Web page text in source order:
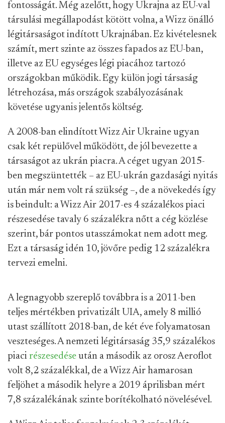
fontosságát. Még azelőtt, hogy Ukrajna az EU-val
társulási megállapodást kötött volna, a Wizz önálló
légitársaságot indított Ukrajnában. Ez kivételesnek
számít, mert szinte az összes fapados az EU-ban,
illetve az EU egységes légi piacához tartozó
országokban működik. Egy külön jogi társaság
létrehozása, más országok szabályozásának
követése ugyanis jelentős költség.
A 2008-ban elindított Wizz Air Ukraine ugyan
csak két repülővel működött, de jól bevezette a
társaságot az ukrán piacra. A céget ugyan 2015-
ben megszüntették – az EU-ukrán gazdasági nyitás
után már nem volt rá szükség –, de a növekedés így
is beindult: a Wizz Air 2017-es 4 százalékos piaci
részesedése tavaly 6 százalékra nőtt a cég közlése
szerint, bár pontos utasszámokat nem adott meg.
Ezt a társaság idén 10, jövőre pedig 12 százalékra
tervezi emelni.
A legnagyobb szereplő továbbra is a 2011-ben
teljes mértékben privatizált UIA, amely 8 millió
utast szállított 2018-ban, de két éve folyamatosan
veszteséges. A nemzeti légitársaság 35,9 százalékos
piaci részesedése után a második az orosz Aeroflot
volt 8,2 százalékkal, de a Wizz Air hamarosan
feljöhet a második helyre a 2019 áprilisban mért
7,8 százalékának szinte borítékolható növelésével.